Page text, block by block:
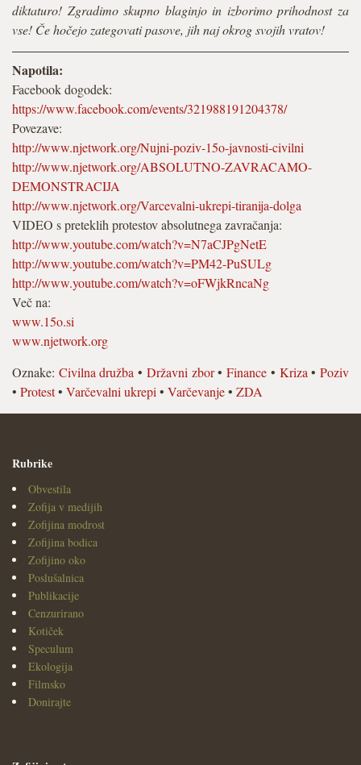
diktaturo! Zgradimo skupno blaginjo in izborimo prihodnost za
vse! Če hočejo zategovati pasove, jih naj okrog svojih vratov!
Napotila:
Facebook dogodek:
https://www.facebook.com/events/321988191204378/
Povezave:
http://www.njetwork.org/Nujni-poziv-15o-javnosti-civilni
http://www.njetwork.org/ABSOLUTNO-ZAVRACAMO-
DEMONSTRACIJA
http://www.njetwork.org/Varcevalni-ukrepi-tiranija-dolga
VIDEO s preteklih protestov absolutnega zavračanja:
http://www.youtube.com/watch?v=N7aCJPgNetE
http://www.youtube.com/watch?v=PM42-PuSULg
http://www.youtube.com/watch?v=oFWjkRncaNg
Več na:
www.15o.si
www.njetwork.org
Oznake: Civilna družba • Državni zbor•Finance • Kriza •Poziv
• Protest• Varčevalni ukrepi • Varčevanje• ZDA
Rubrike
Obvestila
Zofija v medijih
Zofijina modrost
Zofijina bodica
Zofijino oko
Poslušalnica
Publikacije
Cenzurirano
Kotiček
Speculum
Ekologija
Filmsko
Donirajte